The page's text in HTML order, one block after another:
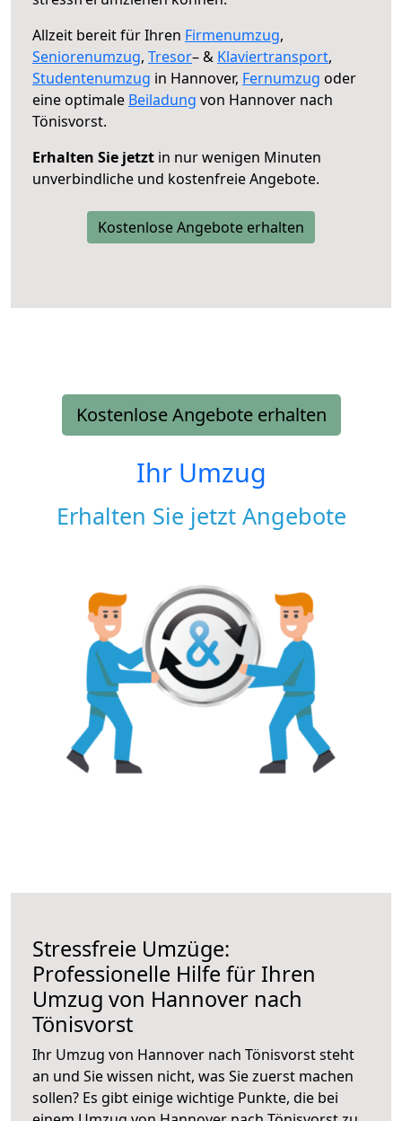
Allzeit bereit für Ihren Firmenumzug,
Seniorenumzug, Tresor– & Klaviertransport,
Studentenumzug in Hannover, Fernumzug oder
eine optimale Beiladung von Hannover nach
Tönisvorst.
Erhalten Sie jetzt in nur wenigen Minuten
unverbindliche und kostenfreie Angebote.
Kostenlose Angebote erhalten
Kostenlose Angebote erhalten
Ihr Umzug
Erhalten Sie jetzt Angebote
Stressfreie Umzüge:
Professionelle Hilfe für Ihren
Umzug von Hannover nach
Tönisvorst
Ihr Umzug von Hannover nach Tönisvorst steht
an und Sie wissen nicht, was Sie zuerst machen
sollen? Es gibt einige wichtige Punkte, die bei